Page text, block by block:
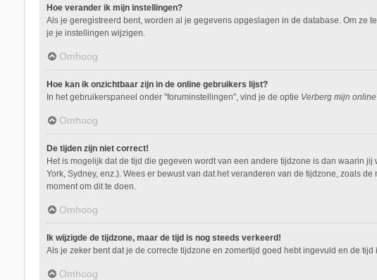
Hoe verander ik mijn instellingen?
Als je geregistreerd bent, worden al je gegevens opgeslagen in de database. Om ze
je je instellingen wijzigen.
Omhoog
Hoe kan ik onzichtbaar zijn in de online gebruikers lijst?
In het gebruikerspaneel onder "foruminstellingen", vind je de optie Verberg mijn
Omhoog
De tijden zijn niet correct!
Het is mogelijk dat de tijd die gegeven wordt van een andere tijdzone is dan waarin
York, Sydney, enz.). Wees er bewust van dat het veranderen van de tijdzone, zoals
moment om dit te doen.
Omhoog
Ik wijzigde de tijdzone, maar de tijd is nog steeds verkeerd!
Als je zeker bent dat je de correcte tijdzone en zomertijd goed hebt ingevuld en de
Omhoog